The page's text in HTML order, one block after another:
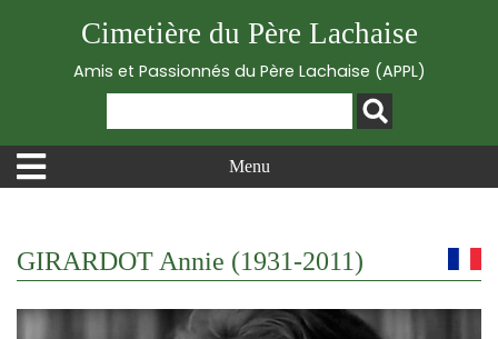
Cimetière du Père Lachaise
Amis et Passionnés du Père Lachaise (APPL)
Menu
GIRARDOT Annie (1931-2011)